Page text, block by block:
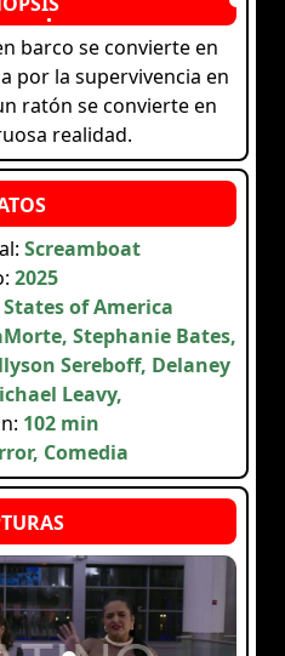
barco se convierte en
por la supervivencia en
ratón se convierte en
realidad.
Screamboat
2025
of America
Stephanie Bates,
Sereboff, Delaney
Leavy,
102 min
Comedia